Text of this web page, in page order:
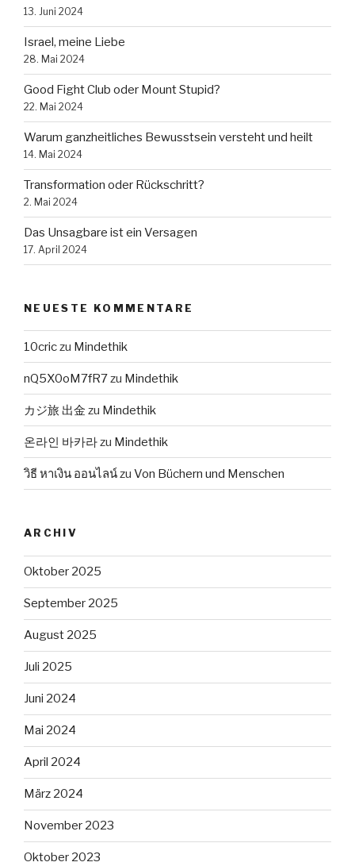
13. Juni 2024
Israel, meine Liebe
28. Mai 2024
Good Fight Club oder Mount Stupid?
22. Mai 2024
Warum ganzheitliches Bewusstsein versteht und heilt
14. Mai 2024
Transformation oder Rückschritt?
2. Mai 2024
Das Unsagbare ist ein Versagen
17. April 2024
NEUESTE KOMMENTARE
10criczu Mindethik
nQ5X0oM7fR7zu Mindethik
カジ旅 出金 zu Mindethik
온라인 바카라zu Mindethik
วิธี หาเงิน ออนไลน์zu Von Büchern und Menschen
ARCHIV
Oktober 2025
September 2025
August 2025
Juli 2025
Juni 2024
Mai 2024
April 2024
März 2024
November 2023
Oktober 2023